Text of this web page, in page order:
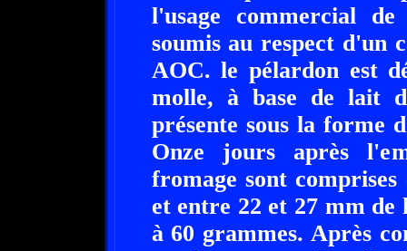
l'usage commercial
soumis au respect d'un
AOC. le pélardon est
molle, à base de lait
présente sous la forme
Onze jours après
fromage sont
et entre 22 et 27 mm
à 60 grammes. Après